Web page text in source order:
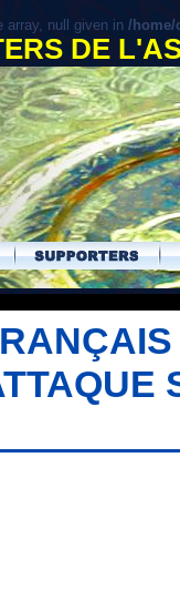
array, null given in /home/
DE